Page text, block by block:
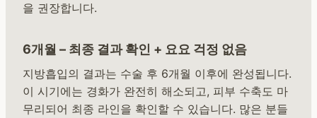
을 권장합니다.
6개월 – 최종 결과 확인 + 요요 걱정 없음
지방흡입의 결과는 수술 후 6개월 이후에 완성됩니다.
이 시기에는 경화가 완전히 해소되고, 피부 수축도 마
무리되어 최종 라인을 확인할 수 있습니다. 많은 분들